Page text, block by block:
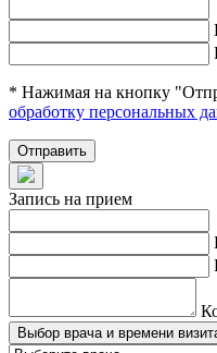
* Нажимая на кнопку
обработку персональных
Отправить
Запись на прием
Выбор врача и времени